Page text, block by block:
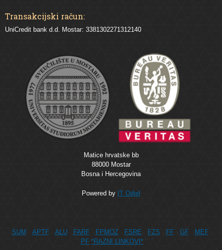
Transakcijski račun:
UniCredit bank d.d. Mostar: 3381302271312140
Matice hrvatske bb
88000 Mostar
Bosna i Hercegovina
Powered by IT Odjel
SUM APTF ALU FARF FPMOZ FSRE FZS FF GF
MEF
PF *RAZNI LINKOVI*